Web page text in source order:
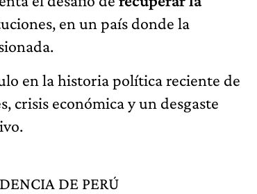
en un país donde la
en la historia política reciente de
crisis económica y un desgaste
DE PERÚ